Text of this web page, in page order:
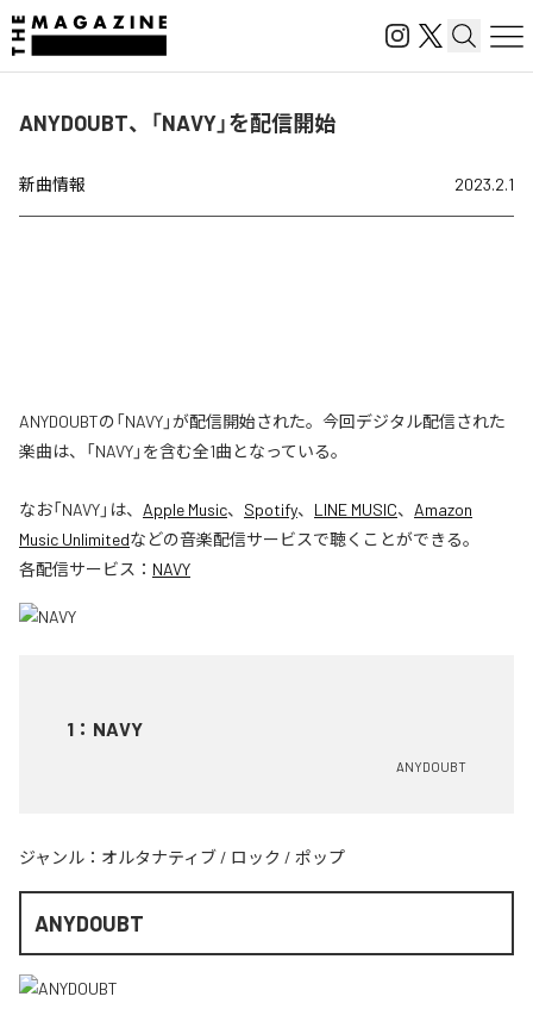
ANYDOUBT、「NAVY」を配信開始
新曲情報 2023.2.1
ANYDOUBTの「NAVY」が配信開始された。今回デジタル配信された
楽曲は、「NAVY」を含む全1曲となっている。
なお「NAVY」は、 Apple Music、 Spotify、 LINE MUSIC、 Amazon
Music Unlimitedなどの音楽配信サービスで聴くことができる。
各配信サービス： NAVY
1 ： NAVY
ANYDOUBT
ジャンル： オルタナティブ / ロック / ポップ
ANYDOUBT